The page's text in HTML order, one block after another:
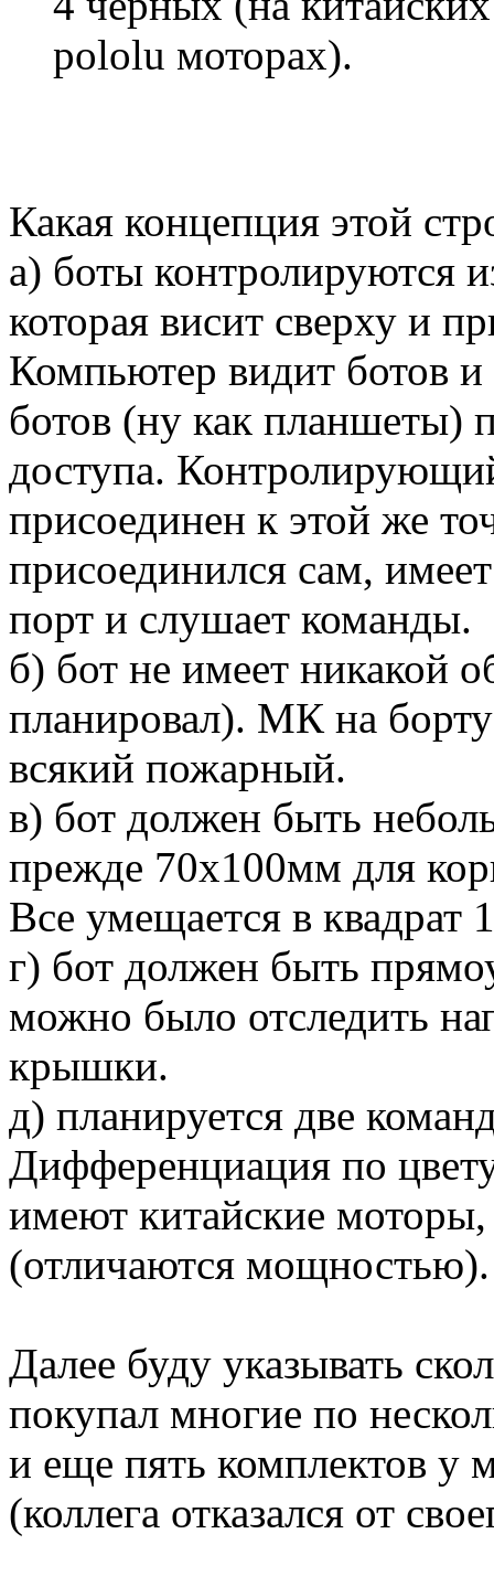
pololu моторах).
Какая концепция этой
а) боты контролируются
которая висит сверху и
Компьютер видит ботов
ботов (ну как планшеты)
доступа.
присоединен к этой же
присоединился сам,
порт и слушает команды.
б) бот не имеет никакой
планировал). МК на борту
всякий пожарный.
в) бот должен быть
прежде 70x100мм для
Все умещается в квадрат
г) бот должен быть
можно было отследить
крышки.
д) планируется две
Дифференциация по
имеют китайские
(отличаются мощностью).
Далее буду указывать
покупал многие по
и еще пять комплектов у
(коллега отказался от